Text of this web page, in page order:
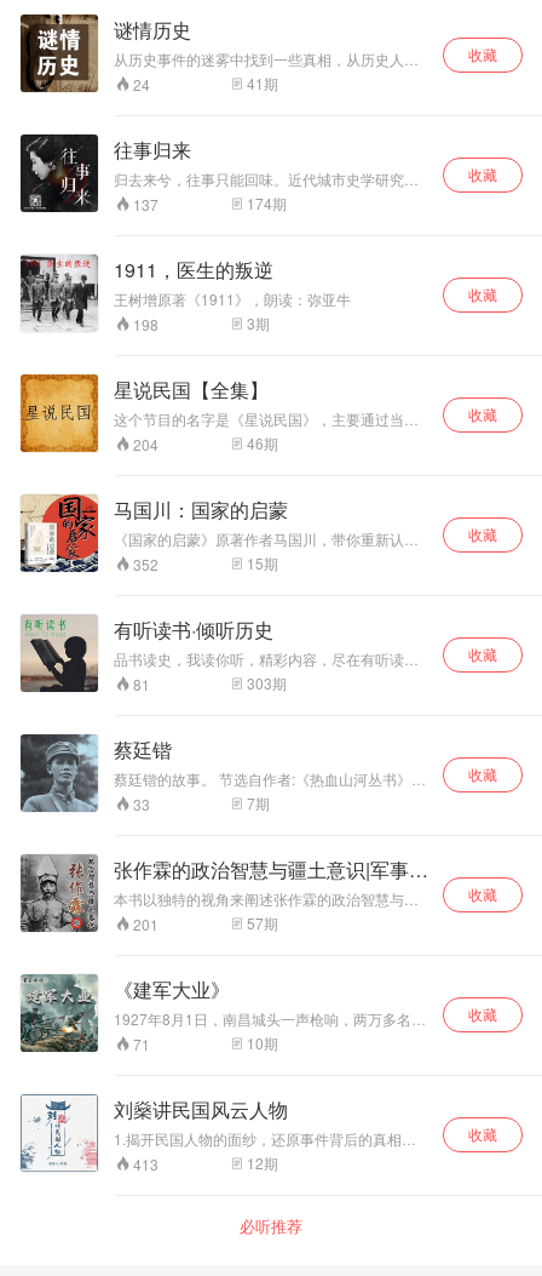
平台。信箱：
wodelishi@126.com
谜情历史
从历史事件的迷雾中找到一些真相，从历史人物
的情感与思想中找到一些真实，让我们更清楚发
生过的事情，解密被掩盖的史实。如果本专辑对
24 41期
收藏
往事归来
归去来兮，往事只能回味。近代城市史学研究者
何遇，带你穿越时空，开启往事之门，解读民国
演艺圈，漫谈北洋八卦志，重构80年代记忆拼
:qingtingFM_TJ . 更多精彩内容，关注我们的V X
公号：倾听天津（qingtingTJZ）。更多的天津，
用听的。
137 174期
收藏
1911，医生的叛逆
王树增原著《1911》，朗读：弥亚牛
198
3期
收藏
星说民国【全集】
这个节目的名字是《星说民国》，主要通过当事
人的回忆和回忆录真实的描述民国历史的事件，
通过经历过这一段历史的人物回忆，还原原有的
204 46期
收藏
马国川：国家的启蒙
《国家的启蒙》原著作者马国川，带你重新认知
日本明治维新的跌宕历程，透过15个重要人物的
人生轨迹，剖析日本从落后国家跃升世界强国的
懂了中国。 马国川，《财经》杂志主笔、《财经
评论刊》执行主编、中国教育三十人论坛秘书
长。已出版《大碰撞》《我与八十年代》《没有
皇帝的中国》《重启改革议程》《看中国》等作
品。 阅读原著全本，请在当当网，搜索由中信出
人物，欢迎关注购买。
352 15期
收藏
有听读书·倾听历史
品书读史，我读你听，精彩内容，尽在有听读
书。拆书共读，快一点读书慢下来思考，每周挑
选最经典、最热门书籍，拆书精读，有速度又有
本好书！
81 303期
收藏
蔡廷锴
蔡廷锴的故事。 节选自作者:《热血山河丛书》编
辑委员会 播者:中版去听。
33 7期
收藏
张作霖的政治智慧与疆土意识|军事谋
略传记
本书以独特的视角来阐述张作霖的政治智慧与疆
土意识，意在从历史层面的表层深入到张作霖这
个人物的思想和精神世界，向读者展现张作霖作
201 57期
收藏
《建军大业》
1927年8月1日，南昌城头一声枪响，两万多名颈
扎红领巾的起义部队，对城内反动武装发起进
攻。南昌起义、秋收起义、广州起义揭开了中国
井冈山革命根据地创建，点燃了建立农村革命根
据地的星星之火。铁流两万五千里，爬雪山、过
草地，创造了人间奇迹。坚持敌后抗战，实行人
民战争，造成陷敌于灭顶之灾的汪洋大海。战略
决战，向全国进军，一个崭新的人民共和国屹立
诸军兵种合成军队，研制两弹一星，占领国际制
71 10期
收藏
刘燊讲民国风云人物
1.揭开民国人物的面纱，还原事件背后的真相。
2.解决你有所听闻，但不了解事情发展脉络的问
题。
413 12期
收藏
必听推荐